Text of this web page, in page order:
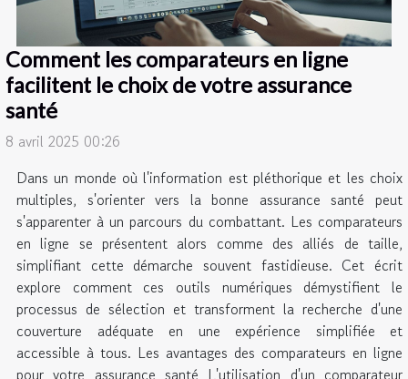
Comment les comparateurs en ligne
facilitent le choix de votre assurance
santé
8 avril 2025 00:26
Dans un monde où l'information est pléthorique et les choix
multiples, s'orienter vers la bonne assurance santé peut
s'apparenter à un parcours du combattant. Les comparateurs
en ligne se présentent alors comme des alliés de taille,
simplifiant cette démarche souvent fastidieuse. Cet écrit
explore comment ces outils numériques démystifient le
processus de sélection et transforment la recherche d'une
couverture adéquate en une expérience simplifiée et
accessible à tous. Les avantages des comparateurs en ligne
pour votre assurance santé L'utilisation d'un comparateur